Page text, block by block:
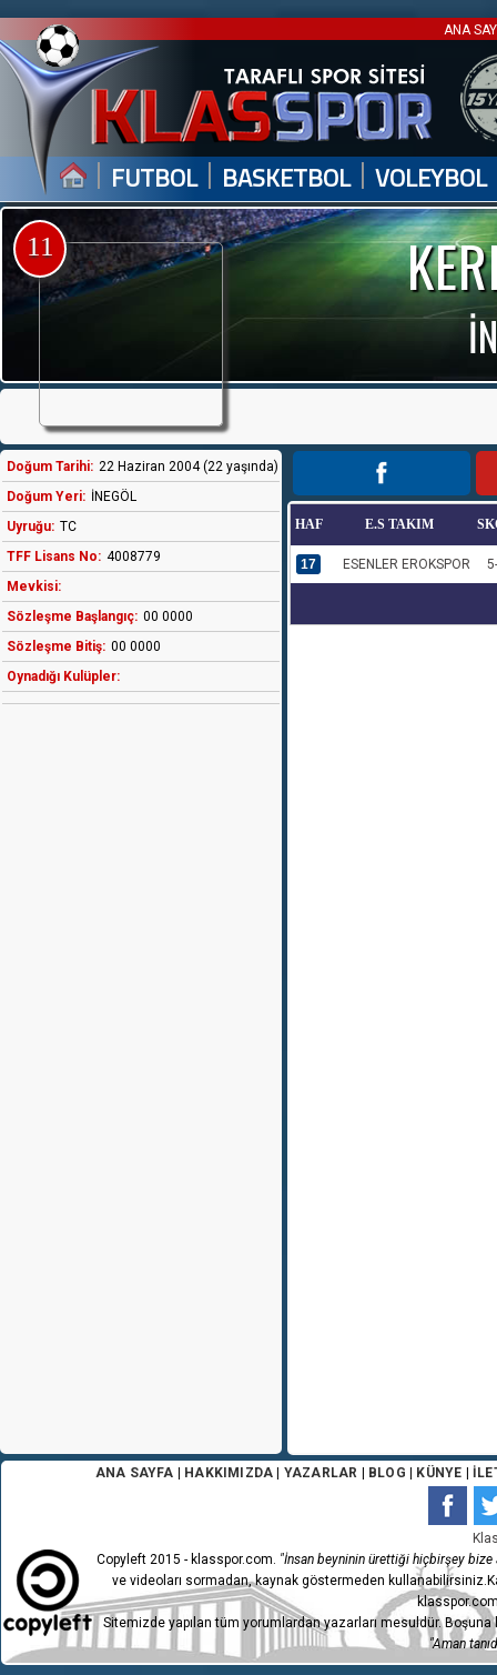
ANA
| FUTBOL | BASKETBOL | VOLEYBOL
11
Doğum Tarihi: 22 Haziran 2004 (22 yaşında)
Doğum Yeri: İNEGÖL
Uyruğu: TC
TFF Lisans No: 4008779
Mevkisi:
Sözleşme Başlangıç: 00 0000
Sözleşme Bitiş: 00 0000
Oynadığı Kulüpler:
HAF E.S TAKIM
17 ESENLER EROKSPOR
ANA SAYFA HAKKIMIZDA YAZARLAR BLOG KÜNYE
Copyleft 2015 - klasspor.com. "İnsan beyninin ürettiği hiçbirşey bize
ve videoları sormadan, kaynak göstermeden
Sitemizde yapılan tüm yorumlardan yazarları mesuldür.
"Aman